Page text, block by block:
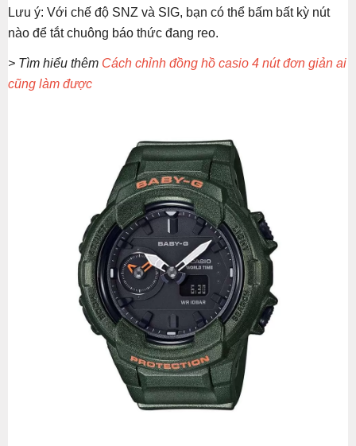
Lưu ý: Với chế độ SNZ và SIG, bạn có thể bấm bất kỳ nút
nào để tắt chuông báo thức đang reo.
> Tìm hiểu thêm Cách chỉnh đồng hồ casio 4 nút đơn giản ai
cũng làm được